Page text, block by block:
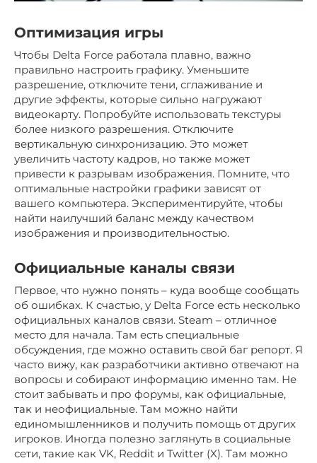
Оптимизация игры
Чтобы Delta Force работала плавно, важно
правильно настроить графику. Уменьшите
разрешение, отключите тени, сглаживание и
другие эффекты, которые сильно нагружают
видеокарту. Попробуйте использовать текстуры
более низкого разрешения. Отключите
вертикальную синхронизацию. Это может
увеличить частоту кадров, но также может
привести к разрывам изображения. Помните, что
оптимальные настройки графики зависят от
вашего компьютера. Экспериментируйте, чтобы
найти наилучший баланс между качеством
изображения и производительностью.
Официальные каналы связи
Первое, что нужно понять – куда вообще сообщать
об ошибках. К счастью, у Delta Force есть несколько
официальных каналов связи. Steam – отличное
место для начала. Там есть специальные
обсуждения, где можно оставить свой баг репорт. Я
часто вижу, как разработчики активно отвечают на
вопросы и собирают информацию именно там. Не
стоит забывать и про форумы, как официальные,
так и неофициальные. Там можно найти
единомышленников и получить помощь от других
игроков. Иногда полезно заглянуть в социальные
сети, такие как VK, Reddit и Twitter (X). Там можно